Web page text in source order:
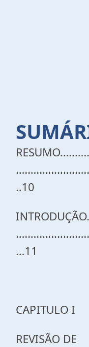
..10
...11
CAPITULO I
REVISÃO DE